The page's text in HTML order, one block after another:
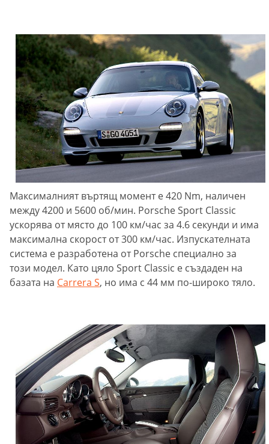
Максималният въртящ момент е 420 Nm, наличен
между 4200 и 5600 об/мин. Porsche Sport Classic
ускорява от място до 100 км/час за 4.6 секунди и има
максимална скорост от 300 км/час. Изпускателната
система е разработена от Porsche специално за
този модел. Като цяло Sport Classic е създаден на
базата на Carrera S, но има с 44 мм по-широко тяло.